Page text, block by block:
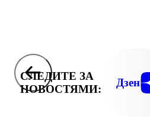
СЛЕДИТЕ ЗА
НОВОСТЯМИ:
Дзен